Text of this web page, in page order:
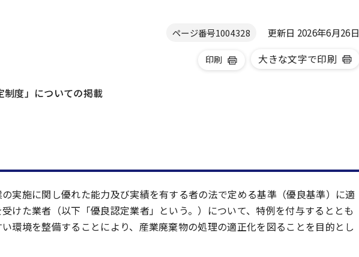
ページ番号1004328 更新日 2026年6月26日
印刷 大きな文字で印刷
度」についての掲載
実施に関し優れた能力及び実績を有する者の法で定める基準（優良基準）に適
けた業者（以下「優良認定業者」という。）について、特例を付与するととも
環境を整備することにより、産業廃棄物の処理の適正化を図ることを目的とし